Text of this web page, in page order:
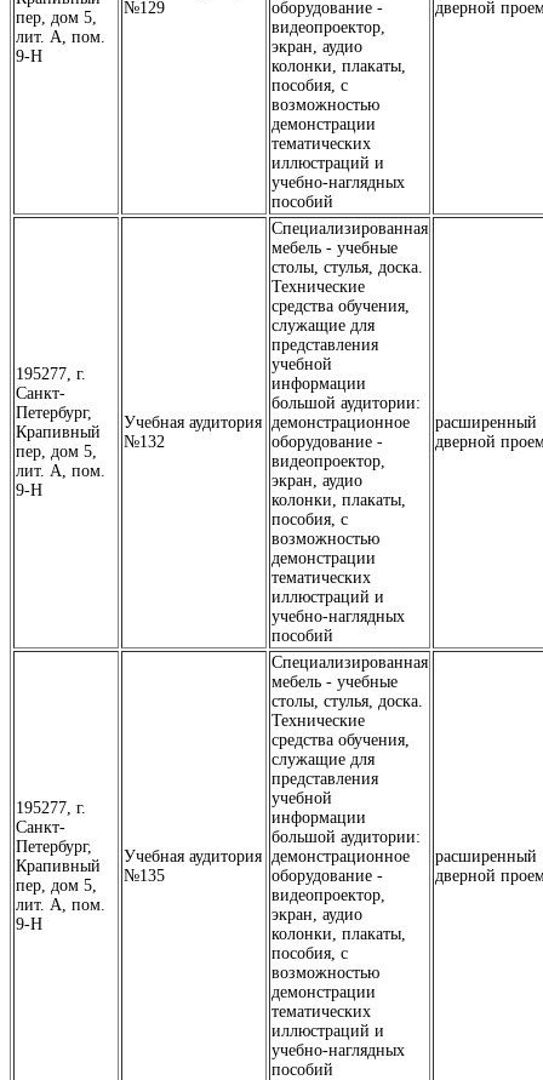
пер, дом 5,
лит. А, пом.
9-Н
№129
оборудование -
видеопроектор,
экран, аудио
колонки, плакаты,
пособия, с
возможностью
демонстрации
тематических
иллюстраций и
учебно-наглядных
пособий
дверной
195277, г.
Санкт-
Петербург,
Крапивный
пер, дом 5,
лит. А, пом.
9-Н
Учебная аудитория
№132
Специализированная
мебель - учебные
столы, стулья, доска.
Технические
средства обучения,
служащие для
представления
учебной
информации
большой аудитории:
демонстрационное
оборудование -
видеопроектор,
экран, аудио
колонки, плакаты,
пособия, с
возможностью
демонстрации
тематических
иллюстраций и
учебно-наглядных
пособий
расширенный
дверной
195277, г.
Санкт-
Петербург,
Крапивный
пер, дом 5,
лит. А, пом.
9-Н
Учебная аудитория
№135
Специализированная
мебель - учебные
столы, стулья, доска.
Технические
средства обучения,
служащие для
представления
учебной
информации
большой аудитории:
демонстрационное
оборудование -
видеопроектор,
экран, аудио
колонки, плакаты,
пособия, с
возможностью
демонстрации
тематических
иллюстраций и
учебно-наглядных
пособий
расширенный
дверной